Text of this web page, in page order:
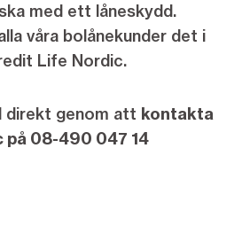
med ett låneskydd.
våra bolånekunder det i
Life Nordic.
direkt genom att kontakta
08-490 047 14